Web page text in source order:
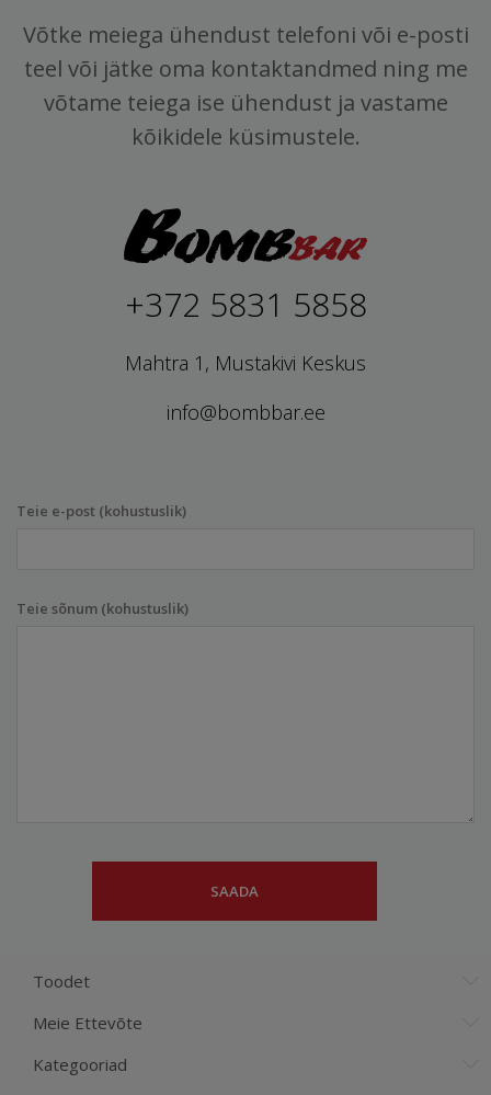
Võtke meiega ühendust telefoni või e-posti
teel või jätke oma kontaktandmed ning me
võtame teiega ise ühendust ja vastame
kõikidele küsimustele.
+372 5831 5858
Mahtra 1, Mustakivi Keskus
info@bombbar.ee
Teie e-post (kohustuslik)
Teie sõnum (kohustuslik)
Toodet
Meie Ettevõte
Kategooriad